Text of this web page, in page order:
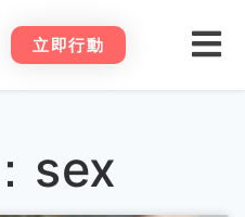
立即行動
sex